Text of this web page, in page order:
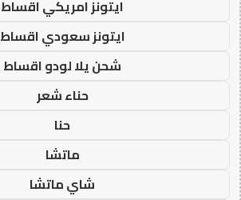
ايتونز امريكي اقساط
ايتونز سعودي اقساط
شحن يلا لودو اقساط
حناء شعر
حنا
ماتشا
شاي ماتشا